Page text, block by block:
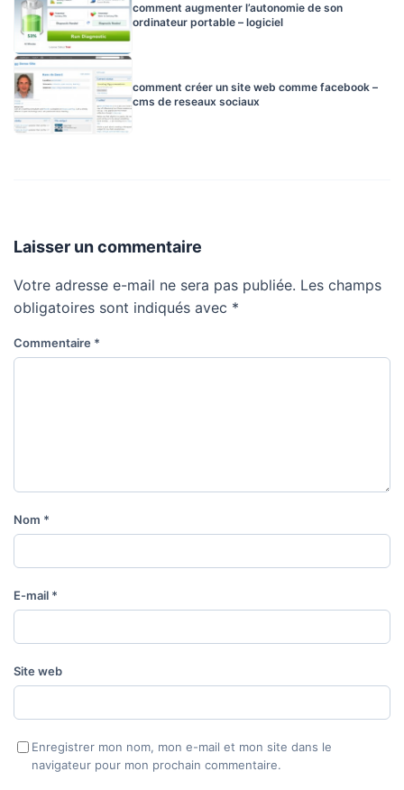
comment augmenter l’autonomie de son
ordinateur portable – logiciel
comment créer un site web comme facebook –
cms de reseaux sociaux
Laisser un commentaire
Votre adresse e-mail ne sera pas publiée. Les champs
obligatoires sont indiqués avec *
Commentaire *
Nom *
E-mail *
Site web
Enregistrer mon nom, mon e-mail et mon site dans le
navigateur pour mon prochain commentaire.